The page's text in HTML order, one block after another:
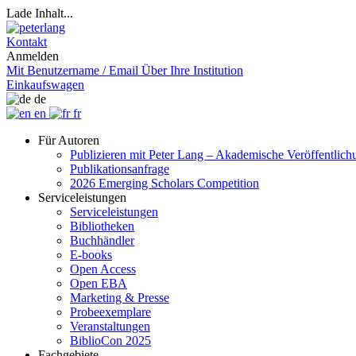
Lade Inhalt...
Kontakt
Anmelden
Mit Benutzername / Email Über Ihre Institution
Einkaufswagen
de
en
fr
Für Autoren
Publizieren mit Peter Lang – Akademische
Publikationsanfrage
2026 Emerging Scholars Competition
Serviceleistungen
Serviceleistungen
Bibliotheken
Buchhändler
E-books
Open Access
Open EBA
Marketing & Presse
Probeexemplare
Veranstaltungen
BiblioCon 2025